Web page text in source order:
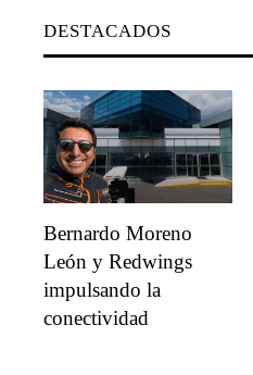
DESTACADOS
Bernardo Moreno
León y Redwings
impulsando la
conectividad